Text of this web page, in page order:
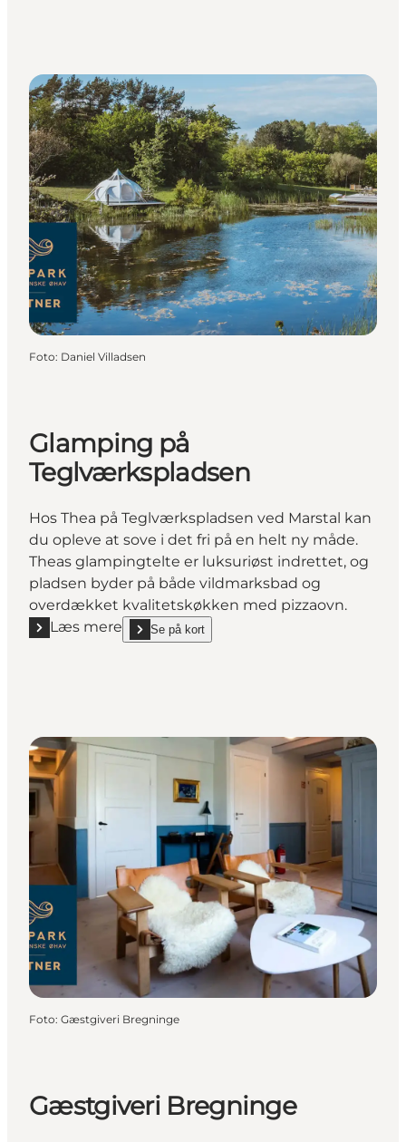
Foto: Daniel Villadsen
Glamping på
Teglværkspladsen
Hos Thea på Teglværkspladsen ved Marstal kan
du opleve at sove i det fri på en helt ny måde.
Theas glampingtelte er luksuriøst indrettet, og
pladsen byder på både vildmarksbad og
overdækket kvalitetskøkken med pizzaovn.
Læs mere
Læs mere "Glamping på Teglværkspladsen"
Se på kort
show Glamping på Teglværkspladsen on_map
Foto: Gæstgiveri Bregninge
Gæstgiveri Bregninge